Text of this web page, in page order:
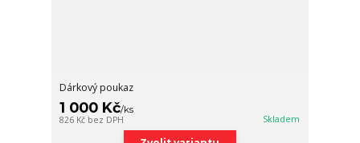
Dárkový poukaz
1 000 Kč/ks
826 Kč bez DPH Skladem